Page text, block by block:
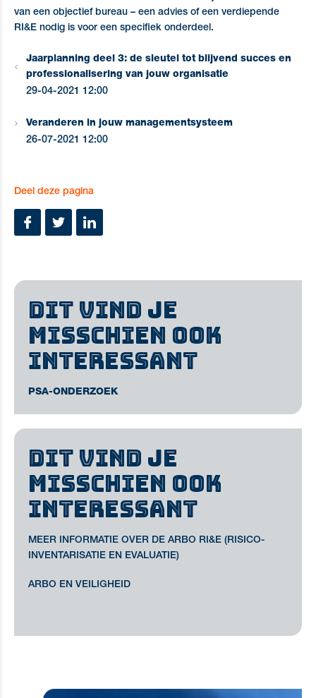
van een objectief bureau – een advies of een verdiepende
RI&E nodig is voor een specifiek onderdeel.
Jaarplanning deel 3: de sleutel tot blijvend succes en
professionalisering van jouw organisatie
29-04-2021 12:00
Veranderen in jouw managementsysteem
26-07-2021 12:00
Deel deze pagina
DIT VIND JE
MISSCHIEN OOK
INTERESSANT
PSA-ONDERZOEK
DIT VIND JE
MISSCHIEN OOK
INTERESSANT
MEER INFORMATIE OVER DE ARBO RI&E (RISICO-
INVENTARISATIE EN EVALUATIE)
ARBO EN VEILIGHEID